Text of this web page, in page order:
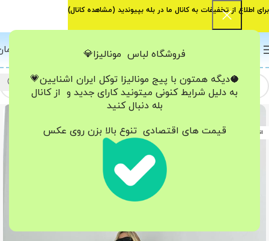
فروشگاه لباس مونالیزا💎
🥥دیگه همتون با پیج مونالیزا تو‌کل ایران اشنایین💗
به دلیل شرایط کنونی میتونید کارای جدید و از کانال
بله دنبال کنید
قیمت های اقتصادی تنوع بالا بزن روی عکس اتمام موجودی
برای اطلاع از تخفیفات به کانال ما در بله بپیوندید (مشاهده کانال)